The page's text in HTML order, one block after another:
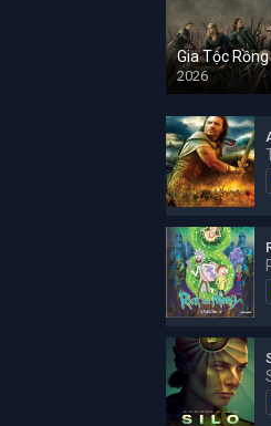
Gia Tộc
2026